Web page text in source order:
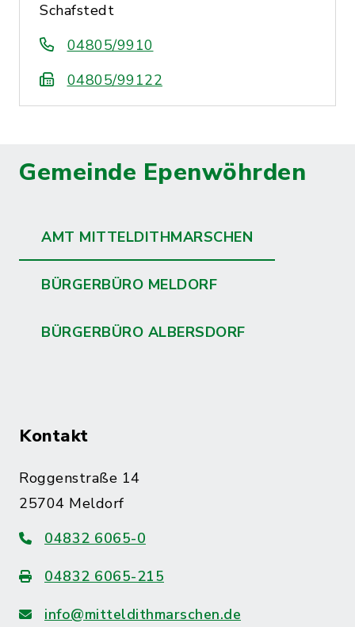
Schafstedt
04805/9910
04805/99122
Gemeinde Epenwöhrden
AMT MITTELDITHMARSCHEN
BÜRGERBÜRO MELDORF
BÜRGERBÜRO ALBERSDORF
Kontakt
Roggenstraße 14
25704 Meldorf
04832 6065-0
04832 6065-215
info@mitteldithmarschen.de